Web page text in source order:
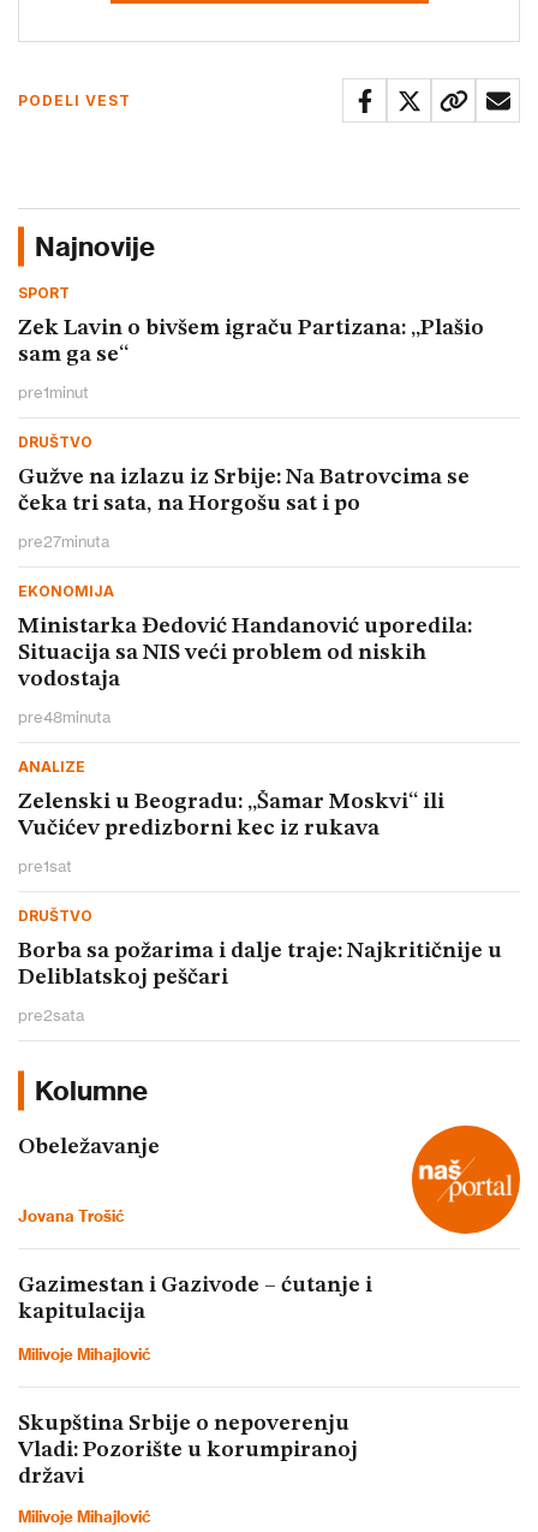
PODELI VEST
Najnovije
SPORT
Zek Lavin o bivšem igraču Partizana: „Plašio
sam ga se“
pre1minut
DRUŠTVO
Gužve na izlazu iz Srbije: Na Batrovcima se
čeka tri sata, na Horgošu sat i po
pre27minuta
EKONOMIJA
Ministarka Đedović Handanović uporedila:
Situacija sa NIS veći problem od niskih
vodostaja
pre48minuta
ANALIZE
Zelenski u Beogradu: „Šamar Moskvi“ ili
Vučićev predizborni kec iz rukava
pre1sat
DRUŠTVO
Borba sa požarima i dalje traje: Najkritičnije u
Deliblatskoj peščari
pre2sata
Kolumne
Obeležavanje
Jovana Trošić
Gazimestan i Gazivode – ćutanje i
kapitulacija
Milivoje Mihajlović
Skupština Srbije o nepoverenju
Vladi: Pozorište u korumpiranoj
državi
Milivoje Mihajlović